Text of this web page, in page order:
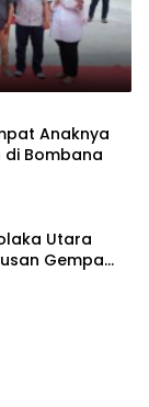
Anaknya
di Bombana
Utara
Gempa